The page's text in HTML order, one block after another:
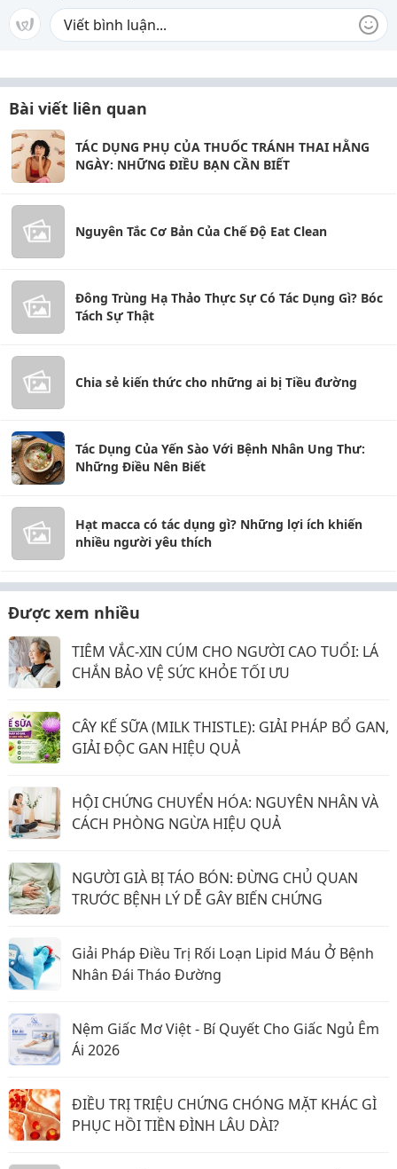
Bài viết liên quan
TÁC DỤNG PHỤ CỦA THUỐC TRÁNH THAI HẰNG
NGÀY: NHỮNG ĐIỀU BẠN CẦN BIẾT
Nguyên Tắc Cơ Bản Của Chế Độ Eat Clean
Đông Trùng Hạ Thảo Thực Sự Có Tác Dụng Gì? Bóc
Tách Sự Thật
Chia sẻ kiến thức cho những ai bị Tiều đường
Tác Dụng Của Yến Sào Với Bệnh Nhân Ung Thư:
Những Điều Nên Biết
Hạt macca có tác dụng gì? Những lợi ích khiến
nhiều người yêu thích
Được xem nhiều
TIÊM VẮC-XIN CÚM CHO NGƯỜI CAO TUỔI: LÁ
CHẮN BẢO VỆ SỨC KHỎE TỐI ƯU
CÂY KẾ SỮA (MILK THISTLE): GIẢI PHÁP BỔ GAN,
GIẢI ĐỘC GAN HIỆU QUẢ
HỘI CHỨNG CHUYỂN HÓA: NGUYÊN NHÂN VÀ
CÁCH PHÒNG NGỪA HIỆU QUẢ
NGƯỜI GIÀ BỊ TÁO BÓN: ĐỪNG CHỦ QUAN
TRƯỚC BỆNH LÝ DỄ GÂY BIẾN CHỨNG
Giải Pháp Điều Trị Rối Loạn Lipid Máu Ở Bệnh
Nhân Đái Tháo Đường
Nệm Giấc Mơ Việt - Bí Quyết Cho Giấc Ngủ Êm
Ái 2026
ĐIỀU TRỊ TRIỆU CHỨNG CHÓNG MẶT KHÁC GÌ
PHỤC HỒI TIỀN ĐÌNH LÂU DÀI?